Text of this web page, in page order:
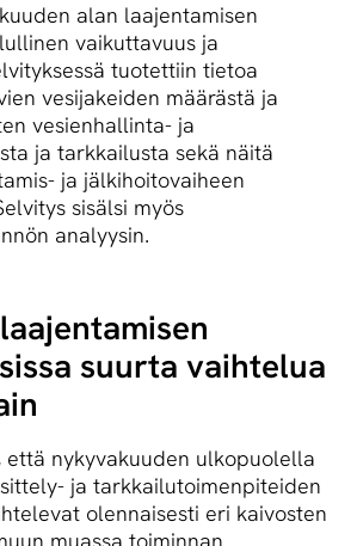
alan laajentamisen
vaikuttavuus ja
tuotettiin tietoa
vesijakeiden määrästä ja
vesienhallinta- ja
ja tarkkailusta sekä näitä
ja jälkihoitovaiheen
sisälsi myös
analyysin.
suurta vaihtelua
että nykyvakuuden ulkopuolella
ja tarkkailutoimenpiteiden
olennaisesti eri kaivosten